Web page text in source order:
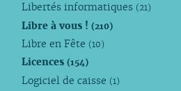
Libertés informatiques (21)
Libre à vous !(210)
Libre en Fête (10)
Licences(154)
Logiciel de caisse (1)